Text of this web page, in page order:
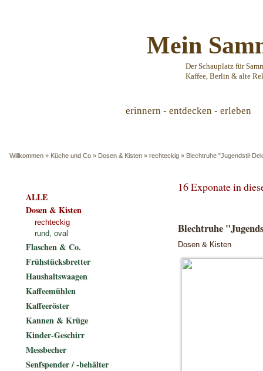
Mein
Der Schauplatz für
Kaffee, Berlin & alte
erinnern - entdecken - erleben
Willkommen » Küche und Co » Dosen & Kisten » rechteckig » Blechtruhe "Jugendstil-
16 Exponate in
Blechtruhe
Dosen & Kisten
ALLE
Dosen & Kisten
rechteckig
rund, oval
Flaschen & Co.
Frühstücksbretter
Haushaltswaagen
Kaffeemühlen
Kaffeeröster
Kannen & Krüge
Kinder-Geschirr
Messbecher
Senfspender / -behälter